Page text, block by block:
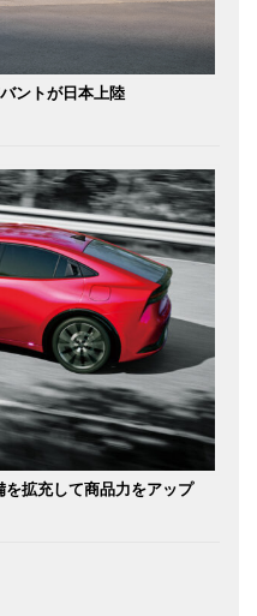
ントが日本上陸
を拡充して商品力をアップ